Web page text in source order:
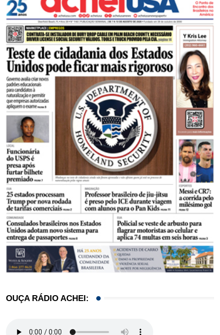
OUÇA RÁDIO ACHEI: